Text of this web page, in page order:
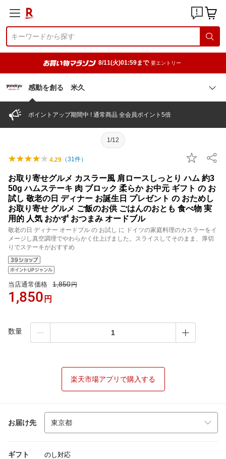
8/11(火)01:59まで 要エントリー
感動を創る 米久
ポイントアップ期間中 ! 通常商品 全会員ポイント5倍
1/12
4.29 （31件）
お取り寄せグルメ カスラー風 肩ロースしっとり ハム 約3
50g ハムステーキ 肉 ブロック 柔らか お中元 ギフト の お
試し 敬老の日 ディナー お誕生日 プレゼント の おためし
お取り寄せ グルメ ご飯のお供 ごはんのおとも 食べ物 実
用的 人気 おかず おつまみ オードブル
敬老の日 ディナー オードブル の お試し に ドイツの家庭料理のカスラーをイ
メージし真空調理でやわらかく仕上げました。スライスしてそのまま、厚切
りでステーキがおすすめ
当店通常価格 1,850円
1,850 円
数量
楽天市場アプリで購入する
お届け先
ギフト のし対応